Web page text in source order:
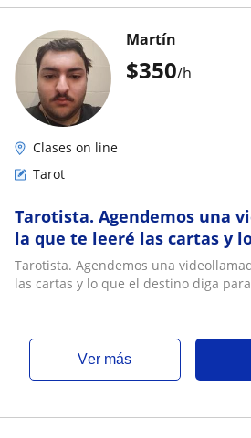
$350/h
Martín
Clases on line
Tarot
Tarotista. Agendemos una
la que te leeré las cartas y
diga para guiarte en tu
Tarotista. Agendemos una
las cartas y lo que el destino diga
ver más